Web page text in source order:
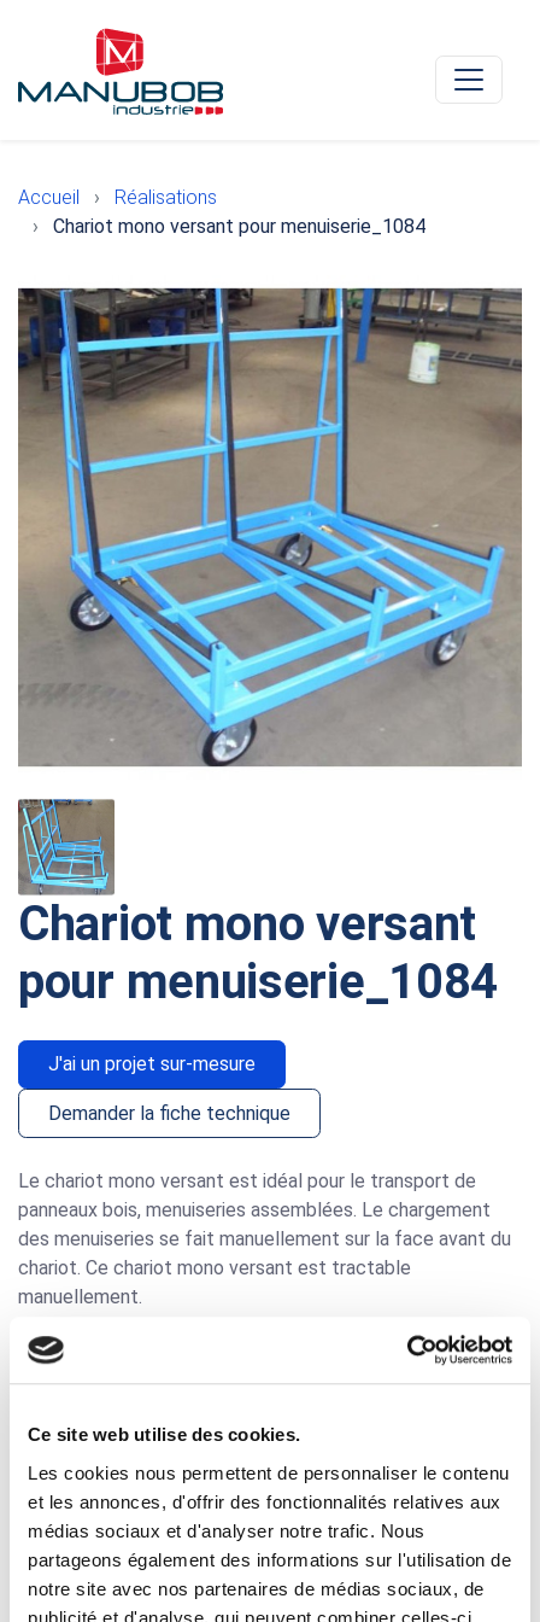
Ce site web utilise des cookies.
Les cookies nous permettent de personnaliser le contenu
et les annonces, d'offrir des fonctionnalités relatives aux
médias sociaux et d'analyser notre trafic. Nous
partageons également des informations sur l'utilisation de
notre site avec nos partenaires de médias sociaux, de
publicité et d'analyse, qui peuvent combiner celles-ci
Accueil
Réalisations
Chariot mono versant pour menuiserie_1084
Chariot mono versant
pour menuiserie_1084
J'ai un projet sur-mesure
Demander la fiche technique
Le chariot mono versant est idéal pour le transport de
panneaux bois, menuiseries assemblées. Le chargement
des menuiseries se fait manuellement sur la face avant du
chariot. Ce chariot mono versant est tractable
manuellement.
Les produits ne sont pas endommagés
lors des
transports grâce aux bandes caoutchouc fixées dur le
chevalets sur chantier (prévoir sangles pour le transport).
dimensions de menuiserie.
Équipements du chariot pour menuiserie :2 roulettes
fixes + 2 roues pivots à frein Ø200 à bandage caoutchouc
chape renforcée et corps aluminium, structure tubulaire.